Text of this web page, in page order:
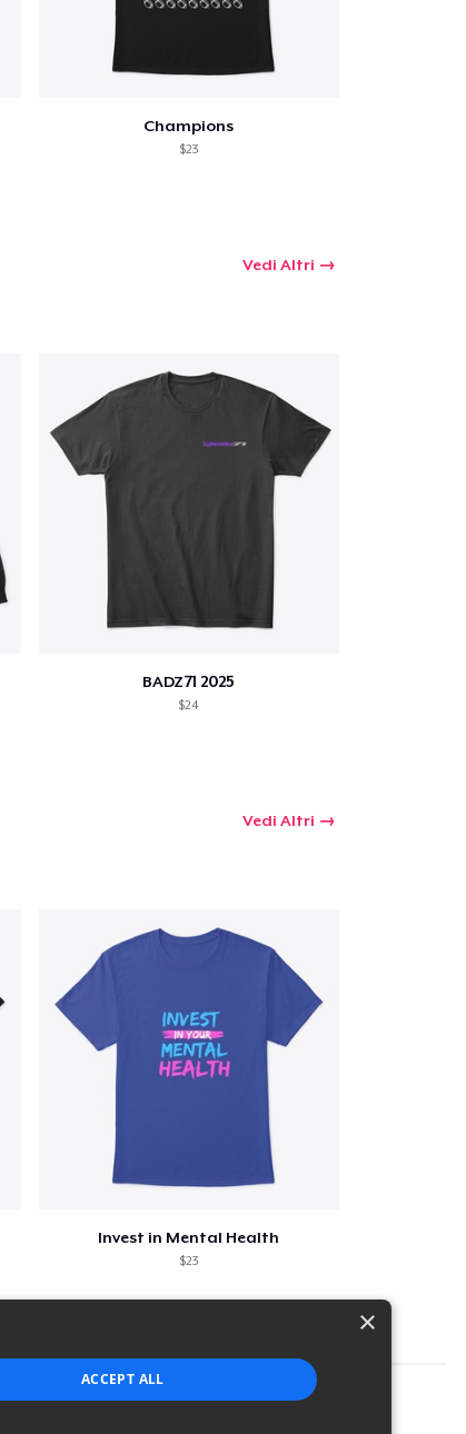
Champions
$23
Vedi Altri
BADZ71 2025
$24
Vedi Altri
Invest in Mental Health
$23
×
ACCEPT ALL